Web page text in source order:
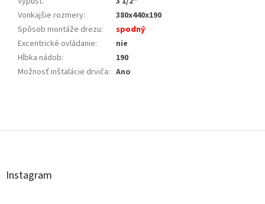
Vonkajšie rozmery:
380x440x190
Spôsob montáže drezu:
spodný
Excentrické ovládanie:
nie
Hĺbka nádob:
190
Možnosť inštalácie drviča: Ano
á
Instagram